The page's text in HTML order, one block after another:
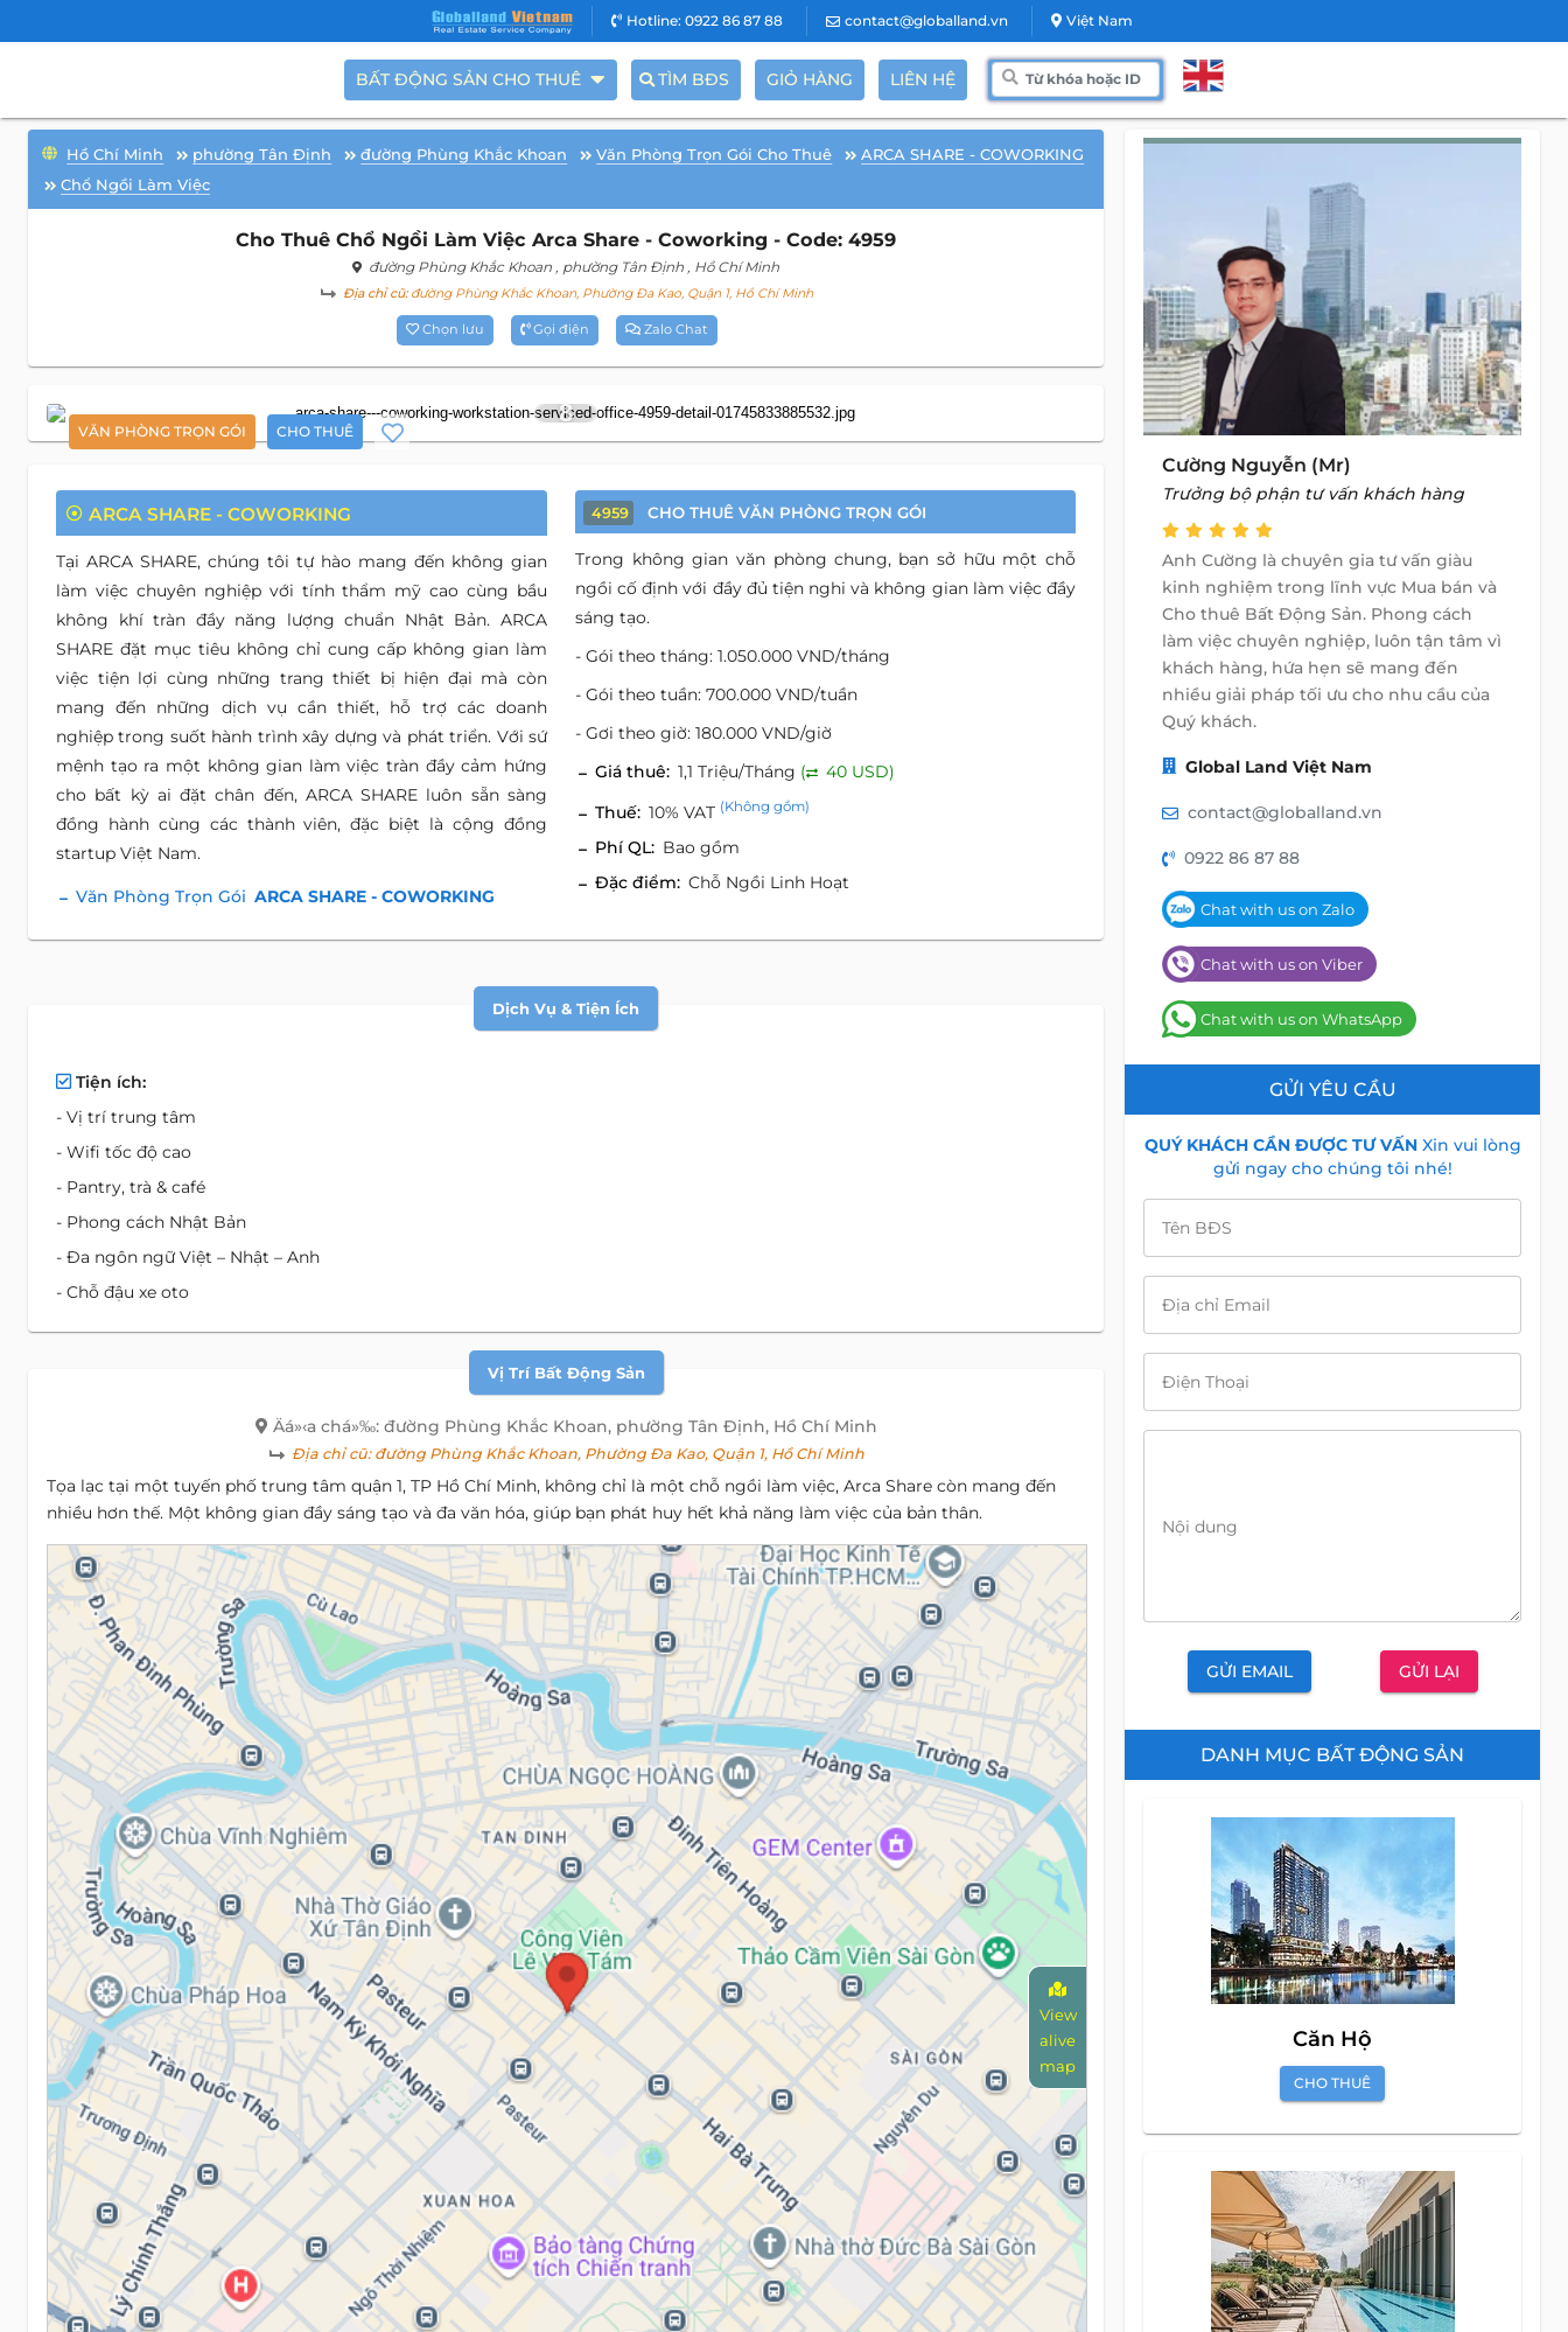
Hotline: 0922 86 87 88 contact@globalland.vn Việt Nam
BẤT ĐỘNG SẢN CHO THUÊ TÌM BĐS GIỎ HÀNG LIÊN HỆ
Hồ Chí Minh phường Tân Định đường Phùng Khắc Khoan Văn Phòng Trọn Gói Cho Thuê
ARCA SHARE - COWORKING
Chổ Ngồi Làm Việc
Cho Thuê Chổ Ngồi Làm Việc Arca Share - Coworking - Code: 4959
đường Phùng Khắc Khoan , phường Tân Định , Hồ Chí Minh
Địa chỉ cũ:đường Phùng Khắc Khoan, Phường Đa Kao, Quận 1, Hồ Chí Minh
Chọn lưu Gọi điện Zalo Chat
VĂN PHÒNG TRỌN GÓI CHO THUÊ
8
ARCA SHARE - COWORKING
Tại ARCA SHARE, chúng tôi tự hào mang đến không gian
làm việc chuyên nghiệp với tính thẩm mỹ cao cùng bầu
không khí tràn đầy năng lượng chuẩn Nhật Bản. ARCA
SHARE đặt mục tiêu không chỉ cung cấp không gian làm
việc tiện lợi cùng những trang thiết bị hiện đại mà còn
mang đến những dịch vụ cần thiết, hỗ trợ các doanh
nghiệp trong suốt hành trình xây dựng và phát triển. Với sứ
mệnh tạo ra một không gian làm việc tràn đầy cảm hứng
cho bất kỳ ai đặt chân đến, ARCA SHARE luôn sẵn sàng
đồng hành cùng các thành viên, đặc biệt là cộng đồng
startup Việt Nam.
Văn Phòng Trọn Gói ARCA SHARE - COWORKING
4959 CHO THUÊ VĂN PHÒNG TRỌN GÓI
Trong không gian văn phòng chung, bạn sở hữu một chỗ
ngồi cố định với đầy đủ tiện nghi và không gian làm việc đầy
sáng tạo.
- Gói theo tháng: 1.050.000 VND/tháng
- Gói theo tuần: 700.000 VND/tuần
- Gơi theo giờ: 180.000 VND/giờ
Giá thuê: 1,1 Triệu/Tháng (
40 USD)
Thuế: 10% VAT (Không gồm)
Phí QL: Bao gồm
Đặc điểm: Chỗ Ngồi Linh Hoạt
Dịch Vụ & Tiện Ích
Tiện ích:
- Vị trí trung tâm
- Wifi tốc độ cao
- Pantry, trà & café
- Phong cách Nhật Bản
- Đa ngôn ngữ Việt – Nhật – Anh
- Chỗ đậu xe oto
Vị Trí Bất Động Sản
Äá»‹a chá»‰: đường Phùng Khắc Khoan, phường Tân Định, Hồ Chí Minh
Địa chỉ cũ:đường Phùng Khắc Khoan, Phường Đa Kao, Quận 1, Hồ Chí Minh
Tọa lạc tại một tuyến phố trung tâm quận 1, TP Hồ Chí Minh, không chỉ là một chỗ ngồi làm việc, Arca Share còn mang đến
nhiều hơn thế. Một không gian đầy sáng tạo và đa văn hóa, giúp bạn phát huy hết khả năng làm việc của bản thân.
View
alive
map
Cường Nguyễn (Mr)
Trưởng bộ phận tư vấn khách hàng
Anh Cường là chuyên gia tư vấn giàu
kinh nghiệm trong lĩnh vực Mua bán và
Cho thuê Bất Động Sản. Phong cách
làm việc chuyên nghiệp, luôn tận tâm vì
khách hàng, hứa hẹn sẽ mang đến
nhiều giải pháp tối ưu cho nhu cầu của
Quý khách.
Global Land Việt Nam
contact@globalland.vn
0922 86 87 88
Chat with us on Zalo
Chat with us on Viber
Chat with us on WhatsApp
GỬI YÊU CẦU
QUÝ KHÁCH CẦN ĐƯỢC TƯ VẤNXin vui lòng
gửi ngay cho chúng tôi nhé!
Tên BĐS
Địa chỉ Email
Điện Thoại
Nội dung
GỬI EMAIL GỬI LẠI
DANH MỤC BẤT ĐỘNG SẢN
Căn Hộ
CHO THUÊ